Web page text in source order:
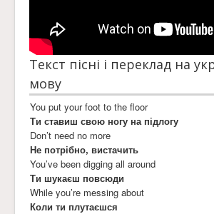
Текст пісні і переклад на
мову
You put your foot to the floor
Ти ставиш свою ногу на підлогу
Don’t need no more
Не потрібно, вистачить
You’ve been digging all around
Ти шукаєш повсюди
While you’re messing about
Коли ти плутаєшся